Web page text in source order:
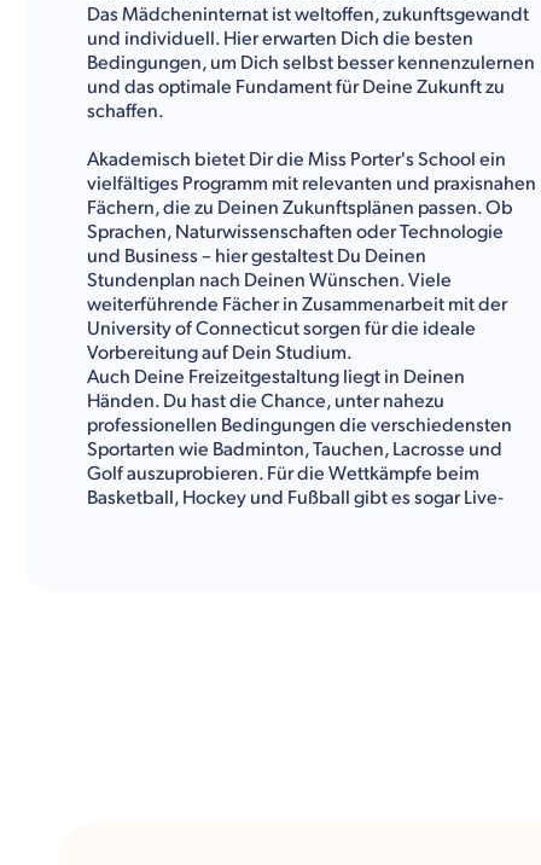
Das Mädcheninternat ist weltoffen, zukunftsgewandt
und individuell. Hier erwarten Dich die besten
Bedingungen, um Dich selbst besser kennenzulernen
und das optimale Fundament für Deine Zukunft zu
schaffen.
Akademisch bietet Dir die Miss Porter's School ein
vielfältiges Programm mit relevanten und praxisnahen
Fächern, die zu Deinen Zukunftsplänen passen. Ob
Sprachen, Naturwissenschaften oder Technologie
und Business – hier gestaltest Du Deinen
Stundenplan nach Deinen Wünschen. Viele
weiterführende Fächer in Zusammenarbeit mit der
University of Connecticut sorgen für die ideale
Vorbereitung auf Dein Studium.
Auch Deine Freizeitgestaltung liegt in Deinen
Händen. Du hast die Chance, unter nahezu
professionellen Bedingungen die verschiedensten
Sportarten wie Badminton, Tauchen, Lacrosse und
Golf auszuprobieren. Für die Wettkämpfe beim
Basketball, Hockey und Fußball gibt es sogar Live-